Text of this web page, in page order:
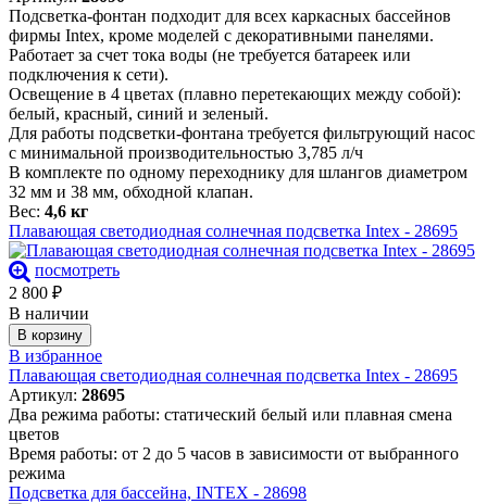
Подсветка-фонтан подходит для всех каркасных бассейнов
фирмы Intex, кроме моделей с декоративными панелями.
Работает за счет тока воды (не требуется батареек или
подключения к сети).
Освещение в 4 цветах (плавно перетекающих между собой):
белый, красный, синий и зеленый.
Для работы подсветки-фонтана требуется фильтрующий насос
с минимальной производительностью 3,785 л/ч
В комплекте по одному переходнику для шлангов диаметром
32 мм и 38 мм, обходной клапан.
Вес: 4,6 кг
Плавающая светодиодная солнечная подсветка Intex - 28695
посмотреть
2 800 ₽
В наличии
В корзину
В избранное
Плавающая светодиодная солнечная подсветка Intex - 28695
Артикул: 28695
Два режима работы: статический белый или плавная смена
цветов
Время работы: от 2 до 5 часов в зависимости от выбранного
режима
Подсветка для бассейна, INTEX - 28698